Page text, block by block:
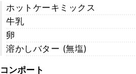
ホットケーキミックス
牛乳
卵
溶かしバター (無塩)
コンポート